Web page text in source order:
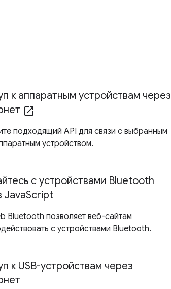
к аппаратным устройствам через
open_in_new
подходящий API для связи с выбранным
устройством.
с устройствами Bluetooth
JavaScript
Bluetooth позволяет веб-сайтам
с устройствами Bluetooth.
к USB-устройствам через